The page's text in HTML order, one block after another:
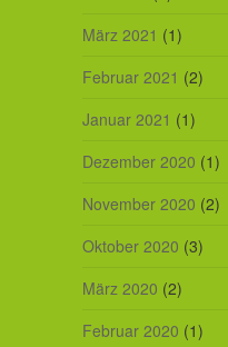
März 2021 (1)
Februar 2021 (2)
Januar 2021 (1)
Dezember 2020 (1)
November 2020 (2)
Oktober 2020 (3)
März 2020 (2)
Februar 2020 (1)